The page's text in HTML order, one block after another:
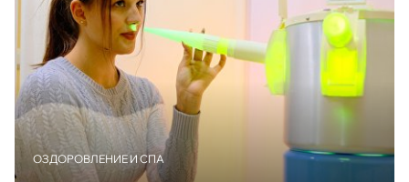
ОЗДОРОВЛЕНИЕ И СПА